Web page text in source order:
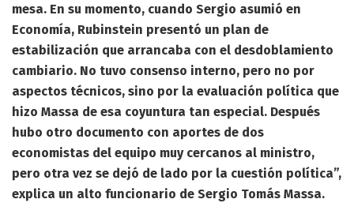
mesa. En su momento, cuando Sergio asumió en
Economía, Rubinstein presentó un plan de
estabilización que arrancaba con el desdoblamiento
cambiario. No tuvo consenso interno, pero no por
aspectos técnicos, sino por la evaluación política que
hizo Massa de esa coyuntura tan especial. Después
hubo otro documento con aportes de dos
economistas del equipo muy cercanos al ministro,
pero otra vez se dejó de lado por la cuestión política”,
explica un alto funcionario de Sergio Tomás Massa.